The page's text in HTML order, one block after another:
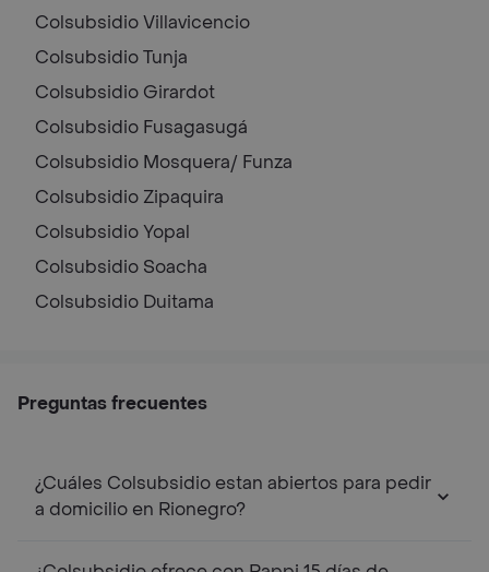
ColsubsidioVillavicencio
ColsubsidioTunja
Colsubsidio Girardot
Colsubsidio Fusagasugá
Colsubsidio Mosquera/ Funza
Colsubsidio Zipaquira
ColsubsidioYopal
Colsubsidio Soacha
Colsubsidio Duitama
Preguntas frecuentes
¿Cuáles Colsubsidio estan abiertos para pedir
a domicilio en Rionegro?